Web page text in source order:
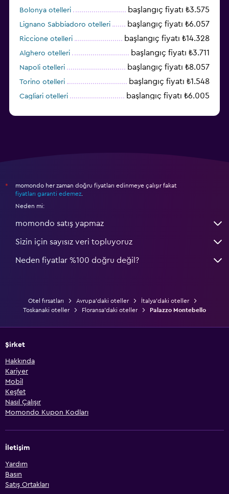
Bolonya otelleri başlangıç fiyatı ₺3.575
Lignano Sabbiadoro otelleri başlangıç fiyatı ₺6.057
Riccione otelleri başlangıç fiyatı ₺14.328
Alghero otelleri başlangıç fiyatı ₺3.711
Napoli otelleri başlangıç fiyatı ₺8.057
Torino otelleri başlangıç fiyatı ₺1.548
Cagliari otelleri başlangıç fiyatı ₺6.005
*
momondo her zaman doğru fiyatları edinmeye çalışır fakat
fiyatları garanti edemez
Neden mi:
momondo satış yapmaz
Sizin için sayısız veri topluyoruz
Neden fiyatlar %100 doğru değil?
Otel fırsatları Avrupa'daki oteller
İtalya'daki oteller
Toskanaki oteller
Floransa'daki oteller Palazzo Montebello
Şirket
Hakkında
Kariyer
Mobil
Keşfet
Nasıl Çalışır
Momondo Kupon Kodları
İletişim
Yardım
Basın
Satış Ortakları